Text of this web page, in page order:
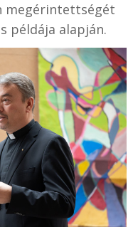
megérintettségét
példája alapján.